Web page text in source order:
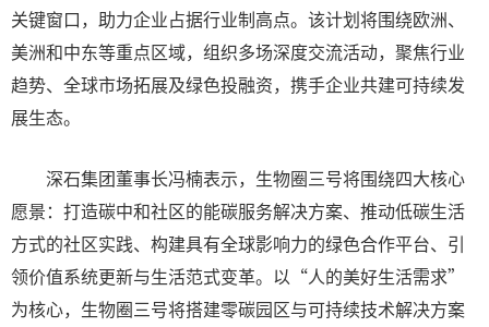
关键窗口，助力企业占据行业制高点。该计划将围绕欧洲、
美洲和中东等重点区域，组织多场深度交流活动，聚焦行业
趋势、全球市场拓展及绿色投融资，携手企业共建可持续发
展生态。
深石集团董事长冯楠表示，生物圈三号将围绕四大核心
愿景：打造碳中和社区的能碳服务解决方案、推动低碳生活
方式的社区实践、构建具有全球影响力的绿色合作平台、引
领价值系统更新与生活范式变革。以“人的美好生活需求”
为核心，生物圈三号将搭建零碳园区与可持续技术解决方案